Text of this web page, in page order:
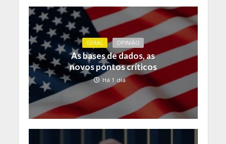
GERAL OPINIÃO
As bases de dados, as
novos pontos críticos
Há 1 dia